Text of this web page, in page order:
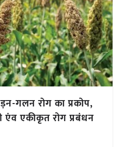
गलन रोग का प्रकोप,
एंव एकीकृत रोग प्रबंधन